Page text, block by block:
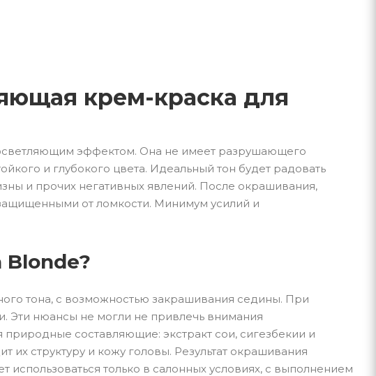
крем-краска для
эффектом. Она не имеет разрушающего
и глубокого цвета. Идеальный тон будет радовать
и прочих негативных явлений. После окрашивания,
от ломкости. Минимум усилий и
Blonde?
тона, с возможностью закрашивания седины. При
Эти нюансы не могли не привлечь внимания
составляющие: экстракт сои, сигезбекии и
структуру и кожу головы. Результат окрашивания
только в салонных условиях, с выполнением